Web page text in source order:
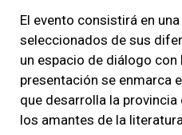
El evento consistirá en
seleccionados de sus
un espacio de diálogo
presentación se enmarca
que desarrolla la
los amantes de la